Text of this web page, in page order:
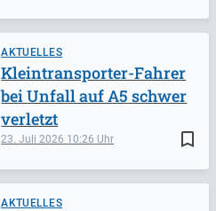
AKTUELLES
bookmark_border
23. Juli 2026 10:26
Kleintransporter-Fahrer
bei Unfall auf A5 schwer
verletzt
AKTUELLES